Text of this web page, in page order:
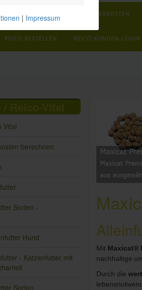
ÜBERBLICK REICO FUTTERKOSTEN
REICO BESTELLEN REICO KUNDEN-LOGIN
Vital
berechnen
Sorten -
Hund
- Katzenfutter mit
Sorten
Mit Maxicat®
nachhaltige
Durch die
| Impressum